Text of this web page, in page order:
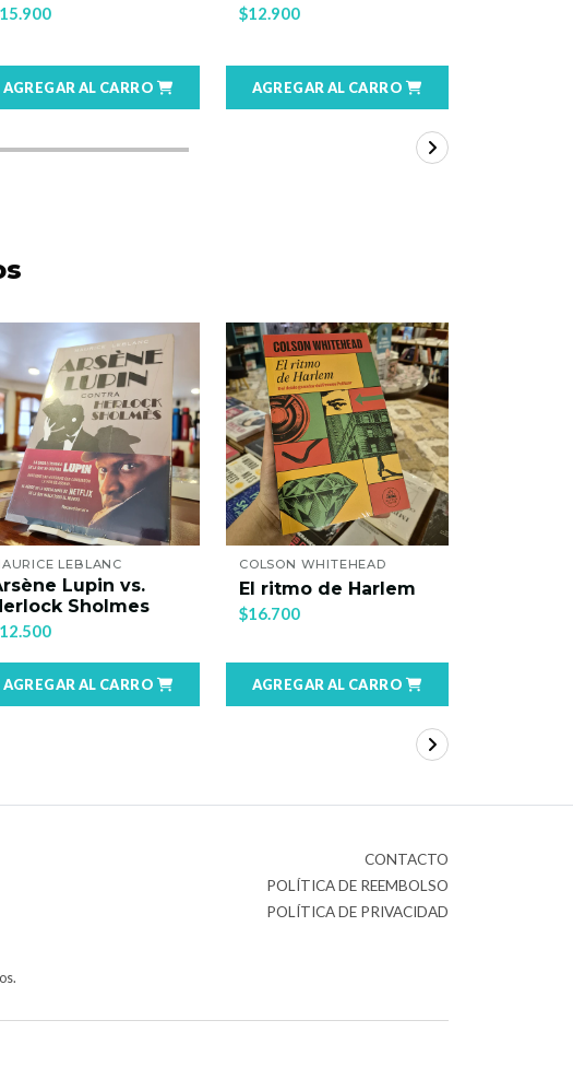
AGREGAR AL CARRO
$12.900
AGREGAR AL CARRO
LEBLANC
Lupin vs.
Sholmes
AGREGAR AL CARRO
COLSON WHITEHEAD
El ritmo de Harlem
$16.700
AGREGAR AL CARRO
CONTACTO
POLÍTICA DE REEMBOLSO
POLÍTICA DE PRIVACIDAD